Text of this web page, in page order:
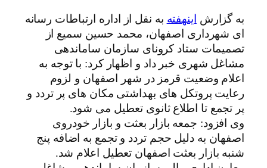
به گزارش اینهفته به نقل از اداره ارتباطات رسانه
ای شهرداری اصفهان، محمد حسین سمیع از
تصمیمات ستاد کرونای سازمان ساماندهی
مشاغل شهری خبر داد و اظهار کرد: با توجه به
اعلام وضعیت قرمز در شهر اصفهان و لزوم
رعایت پروتکل های بهداشتی مکان های پر تردد و
پر تجمع تا اطلاع ثانوی تعطیل می‌ شود.
وی افزود: جمعه بازار بعثت و بازار خودروی
اصفهان به دلیل حجم تردد و تجمع به اضافه پنج
شنبه بازار بعثت اصفهان تعطیل اعلام شد.